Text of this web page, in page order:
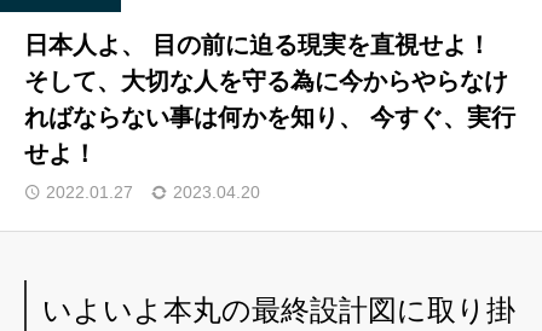
日本人よ、 目の前に迫る現実を直視せよ！
そして、大切な人を守る為に今からやらなけ
ればならない事は何かを知り、 今すぐ、実行
せよ！
2022.01.27 2023.04.20
いよいよ本丸の最終設計図に取り掛
導信サイト／霊的真理とは
会員登録について
お役立ちアイテム
お問い合わせ